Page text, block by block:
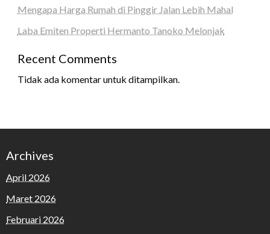
Mengapa Harga Rumah di Pinggir Jalan Lebih Mahal
Laba Emiten Properti Hermanto Tanoko Melonjak
Recent Comments
Tidak ada komentar untuk ditampilkan.
Archives
April 2026
Maret 2026
Februari 2026